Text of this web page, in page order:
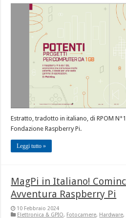
Estratto, tradotto in italiano, di RPOM
Fondazione Raspberry Pi.
Leggi tutto »
MagPi in Italiano!
Avventura Raspberry Pi
10 Febbraio 2024
Elettronica & GPIO, Fotocamere, Hardware,